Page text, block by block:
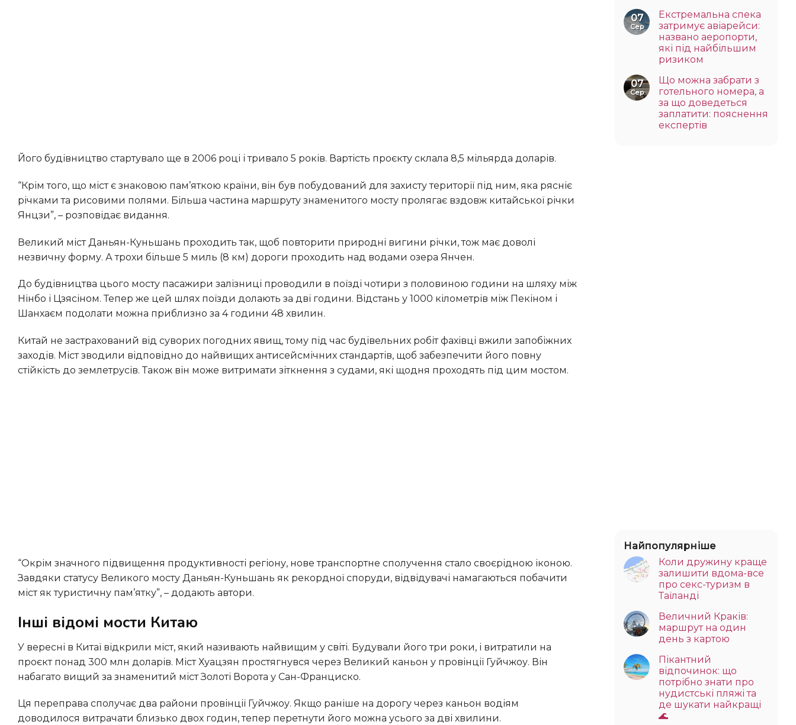
Його будівництво стартувало ще в 2006 році і тривало 5 років. Вартість проєкту склала 8,5 мільярда доларів.
“Крім того, що міст є знаковою пам’яткою країни, він був побудований для захисту території під ним, яка рясніє
річками та рисовими полями. Більша частина маршруту знаменитого мосту пролягає вздовж китайської річки
Янцзи”, – розповідає видання.
Великий міст Даньян-Куньшань проходить так, щоб повторити природні вигини річки, тож має доволі
незвичну форму. А трохи більше 5 миль (8 км) дороги проходить над водами озера Янчен.
До будівництва цього мосту пасажири залізниці проводили в поїзді чотири з половиною години на шляху між
Нінбо і Цзясіном. Тепер же цей шлях поїзди долають за дві години. Відстань у 1000 кілометрів між Пекіном і
Шанхаєм подолати можна приблизно за 4 години 48 хвилин.
Китай не застрахований від суворих погодних явищ, тому під час будівельних робіт фахівці вжили запобіжних
заходів. Міст зводили відповідно до найвищих антисейсмічних стандартів, щоб забезпечити його повну
стійкість до землетрусів. Також він може витримати зіткнення з судами, які щодня проходять під цим мостом.
“Окрім значного підвищення продуктивності регіону, нове транспортне сполучення стало своєрідною іконою.
Завдяки статусу Великого мосту Даньян-Куньшань як рекордної споруди, відвідувачі намагаються побачити
міст як туристичну пам’ятку”, – додають автори.
Інші відомі мости Китаю
У вересні в Китаї відкрили міст, який називають найвищим у світі. Будували його три роки, і витратили на
проєкт понад 300 млн доларів. Міст Хуацзян простягнувся через Великий каньон у провінції Гуйчжоу. Він
набагато вищий за знаменитий міст Золоті Ворота у Сан-Франциско.
Ця переправа сполучає два райони провінції Гуйчжоу. Якщо раніше на дорогу через каньон водіям
доводилося витрачати близько двох годин, тепер перетнути його можна усього за дві хвилини.
07
Сер
Екстремальна спека
затримує авіарейси:
названо аеропорти,
які під найбільшим
ризиком
07
Сер
Що можна забрати з
готельного номера, а
за що доведеться
заплатити: пояснення
експертів
Найпопулярніше
Коли дружину краще
залишити вдома-все
про секс-туризм в
Таїланді
Величний Краків:
маршрут на один
день з картою
Пікантний
відпочинок: що
потрібно знати про
нудистські пляжі та
де шукати найкращі
🌊